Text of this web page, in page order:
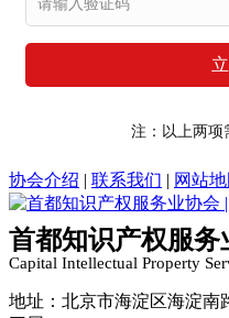
注：以上两项
协会介绍 | 联系我们 | 网站地
首都知识产权服务
Capital Intellectual Property
地址：北京市海淀区海淀南